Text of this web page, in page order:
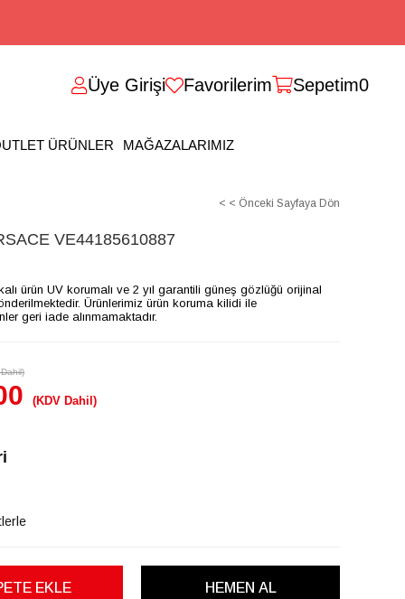
Üye Girişi Favorilerim Sepetim0
ÜRÜNLER MAĞAZALARIMIZ
< < Önceki Sayfaya Dön
VE44185610887
ürün UV korumalı ve 2 yıl garantili güneş gözlüğü orijinal
Ürünlerimiz ürün koruma kilidi ile
geri iade alınmamaktadır.
(KDV Dahil)